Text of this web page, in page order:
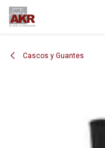
Ir al contenido
Cascos y Guantes